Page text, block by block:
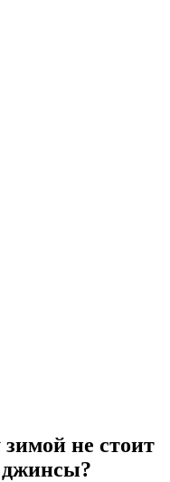
не стоит
джинсы?